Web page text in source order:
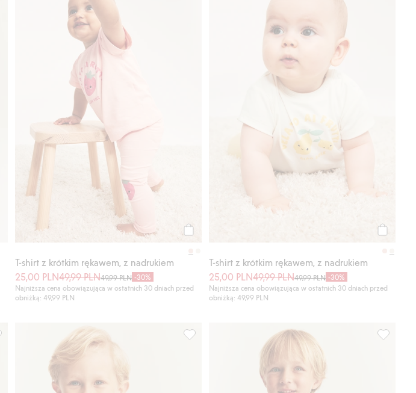
Kup
T-shirt z krótkim rękawem, z nadrukiem
25,00 PLN49,99 PLN49,99 PLN -30%
Najniższa cena obowiązująca w ostatnich 30 dniach przed
obniżką: 49,99 PLN
T-shirt z krótkim rękawem, z nadrukiem
25,00 PLN49,99 PLN49,99 PLN -30%
Najniższa cena obowiązująca w ostatnich 30 dniach przed
obniżką: 49,99 PLN
shirt z krótkim rękawem, o strukturalnej fakturze, Dodaj do listy ulubioneT-shirt z krótkim rękawem, w dinozaury, Dodaj do listy